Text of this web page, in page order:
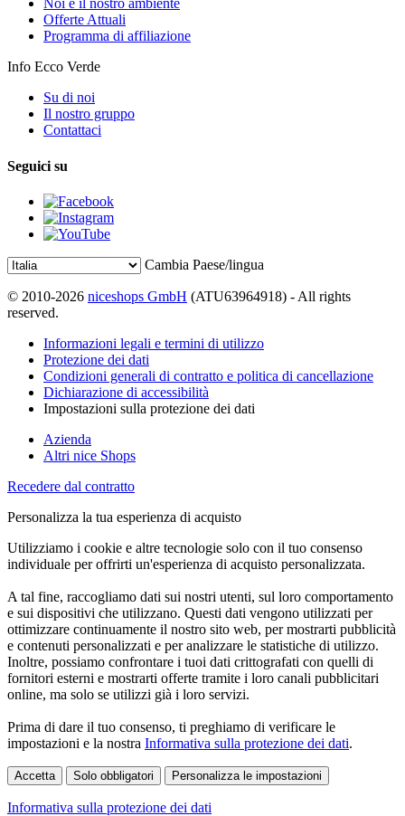
Noi e il nostro ambiente
Offerte Attuali
Programma di affiliazione
Info Ecco Verde
Su di noi
Il nostro gruppo
Contattaci
Seguici su
Cambia Paese/lingua
© 2010-2026 niceshops GmbH (ATU63964918) - All rights
reserved.
Informazioni legali e termini di utilizzo
Protezione dei dati
Condizioni generali di contratto e politica di cancellazione
Dichiarazione di accessibilità
Impostazioni sulla protezione dei dati
Azienda
Altri nice Shops
Recedere dal contratto
Personalizza la tua esperienza di acquisto
Utilizziamo i cookie e altre tecnologie solo con il tuo consenso
individuale per offrirti un'esperienza di acquisto personalizzata.
A tal fine, raccogliamo dati sui nostri utenti, sul loro comportamento
e sui dispositivi che utilizzano. Questi dati vengono utilizzati per
ottimizzare continuamente il nostro sito web, per mostrarti pubblicità
e contenuti personalizzati e per analizzare le statistiche di utilizzo.
Inoltre, possiamo confrontare i tuoi dati crittografati con quelli di
fornitori esterni e mostrarti offerte tramite i loro canali pubblicitari
online, ma solo se utilizzi già i loro servizi.
Prima di dare il tuo consenso, ti preghiamo di verificare le
impostazioni e la nostra Informativa sulla protezione dei dati.
Accetta Solo obbligatori Personalizza le impostazioni
Informativa sulla protezione dei dati